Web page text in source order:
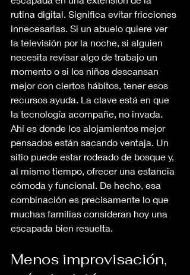
rutina digital. Significa evitar fricciones
innecesarias. Si un abuelo quiere ver
la televisión por la noche, si alguien
necesita revisar algo de trabajo un
momento o si los niños descansan
mejor con ciertos hábitos, tener esos
recursos ayuda. La clave está en que
la tecnología acompañe, no invada.
Ahí es donde los alojamientos mejor
pensados están sacando ventaja. Un
sitio puede estar rodeado de bosque y,
al mismo tiempo, ofrecer una estancia
cómoda y funcional. De hecho, esa
combinación es precisamente lo que
muchas familias consideran hoy una
escapada bien resuelta.
Menos improvisación,